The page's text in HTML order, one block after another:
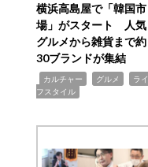
横浜高島屋で「韓国市
場」がスタート 人気
グルメから雑貨まで約
30ブランドが集結
カルチャー グルメ
ライ
フスタイル